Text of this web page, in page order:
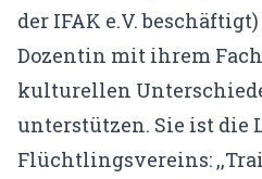
der IFAK e.V.
Dozentin mit ihrem
kulturellen
unterstützen. Sie ist die
Flüchtlingsvereins: